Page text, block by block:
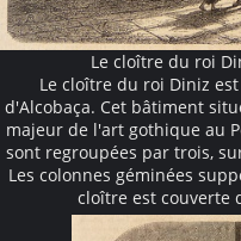
Le cloître du roi
Le cloître du roi Diniz
d'Alcobaça. Cet bâtiment
majeur de l'art gothique au
sont regroupées par trois,
Les colonnes géminées
cloître est couverte